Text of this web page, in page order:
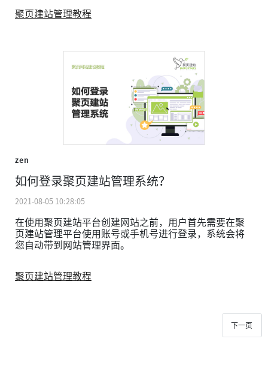
聚页建站管理教程
zen
如何登录聚页建站管理系统？
2021-08-05 10:28:05
在使用聚页建站平台创建网站之前，用户首先需要在聚
页建站管理平台使用账号或手机号进行登录，系统会将
您自动带到网站管理界面。
聚页建站管理教程
下一页